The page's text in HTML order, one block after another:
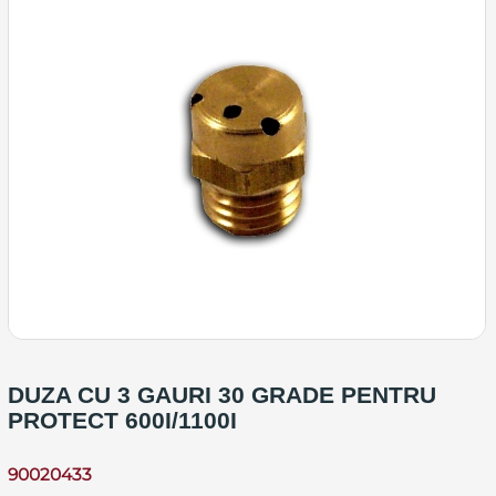
DUZA CU 3 GAURI 30 GRADE PENTRU
PROTECT 600I/1100I
90020433